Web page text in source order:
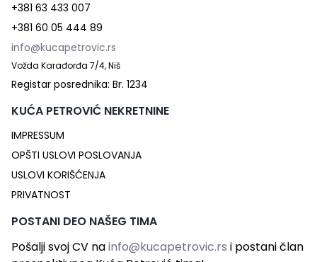
+381 63 433 007
+381 60 05 444 89
info@kucapetrovic.rs
Vožda Karađorđa 7/4, Niš
Registar posrednika: Br. 1234
KUĆA PETROVIĆ NEKRETNINE
IMPRESSUM
OPŠTI USLOVI POSLOVANJA
USLOVI KORIŠĆENJA
PRIVATNOST
POSTANI DEO NAŠEG TIMA
Pošalji svoj CV nainfo@kucapetrovic.rs i postani član